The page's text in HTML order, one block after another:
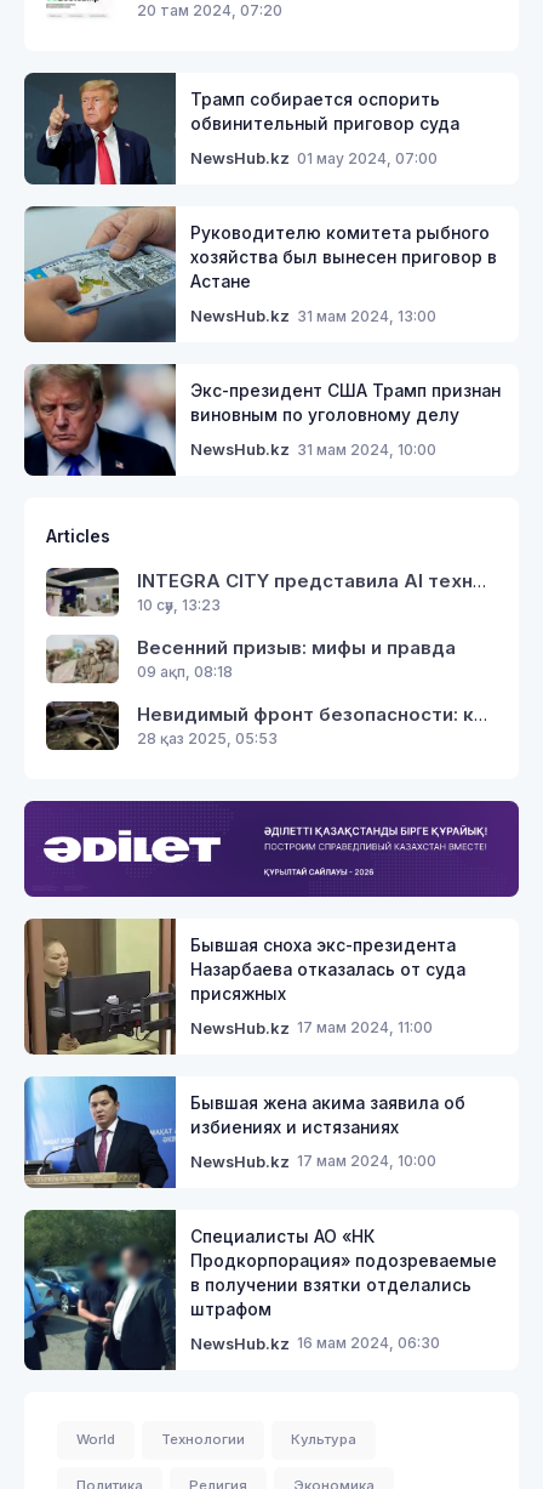
20 там 2024, 07:20
Трамп собирается оспорить
обвинительный приговор суда
NewsHub.kz 01 мау 2024, 07:00
Руководителю комитета рыбного
хозяйства был вынесен приговор в
Астане
NewsHub.kz 31 мам 2024, 13:00
Экс-президент США Трамп признан
виновным по уголовному делу
NewsHub.kz 31 мам 2024, 10:00
Articles
INTEGRA CITY представила AI технологии для экосистемы цифрового управления городами на GITEX Africa 2026
10 сәу, 13:23
Весенний призыв: мифы и правда
09 ақп, 08:18
Невидимый фронт безопасности: как газовики спасают тепло в наших домах
28 қаз 2025, 05:53
Бывшая сноха экс-президента
Назарбаева отказалась от суда
присяжных
NewsHub.kz 17 мам 2024, 11:00
Бывшая жена акима заявила об
избиениях и истязаниях
NewsHub.kz 17 мам 2024, 10:00
Специалисты АО «НК
Продкорпорация» подозреваемые
в получении взятки отделались
штрафом
NewsHub.kz 16 мам 2024, 06:30
World Технологии Культура